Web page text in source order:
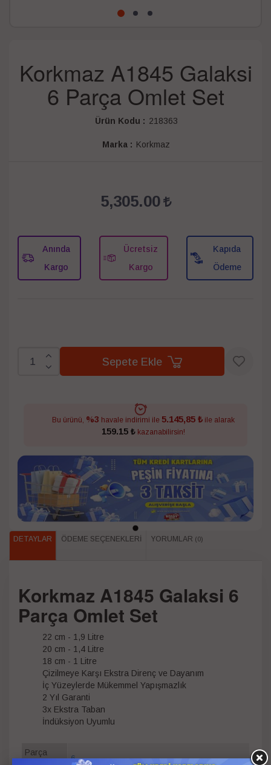
Korkmaz A1845 Galaksi
6 Parça Omlet Set
Ürün Kodu : 218363
Marka : Korkmaz
5,305.00
Anında
Kargo
Ücretsiz
Kargo
Kapıda
Ödeme
Sepete Ekle
Bu ürünü, %3 havale indirimi ile 5.145,85 ₺ile alarak
159.15 ₺kazanabilirsin!
DETAYLAR ÖDEME SEÇENEKLERI YORUMLAR (0)
Korkmaz A1845 Galaksi 6
Parça Omlet Set
22 cm - 1,9 Litre
20 cm - 1,4 Litre
18 cm - 1 Litre
Çizilmeye Karşı Ekstra Direnç ve Dayanım
İç Yüzeylerde Mükemmel Yapışmazlık
2 Yıl Garanti
3x Ekstra Taban
İndüksiyon Uyumlu
Parça
6